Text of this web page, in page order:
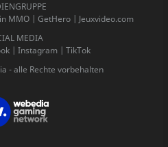
MMO | GetHero | Jeuxvideo.com
MEDIA
| Instagram | TikTok
- alle Rechte vorbehalten